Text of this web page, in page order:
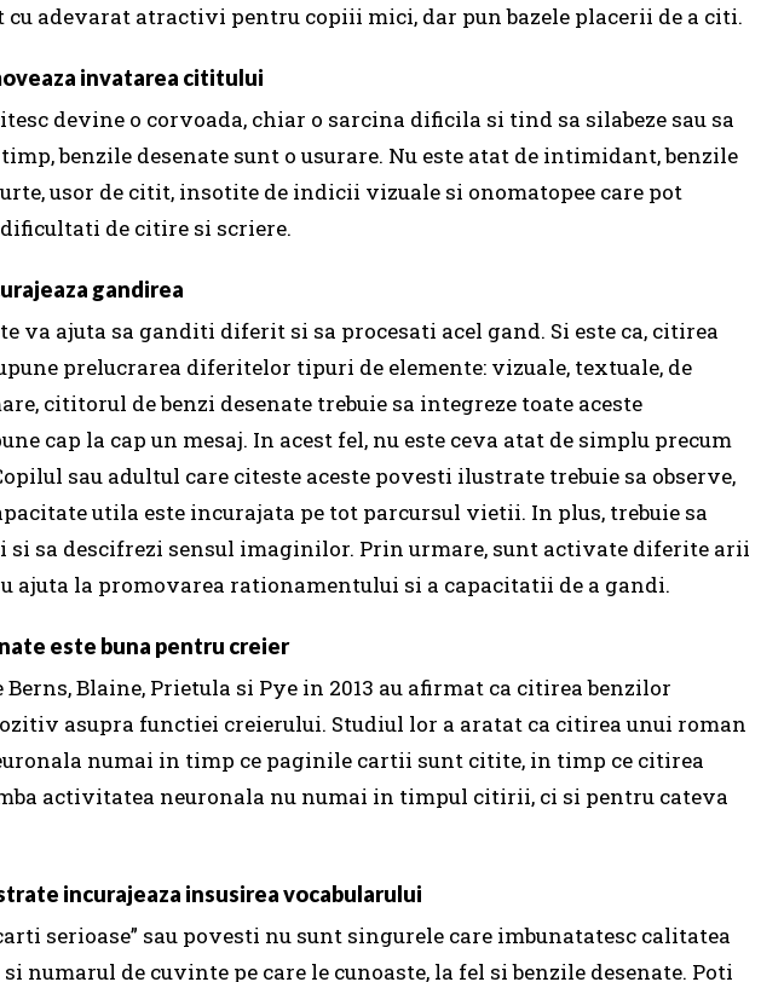
cu adevarat atractivi pentru copiii mici, dar pun bazele placerii de a citi.
invatarea cititului
devine o corvoada, chiar o sarcina dificila si tind sa silabeze sau sa
benzile desenate sunt o usurare. Nu este atat de intimidant, benzile
usor de citit, insotite de indicii vizuale si onomatopee care pot
de citire si scriere.
gandirea
va ajuta sa ganditi diferit si sa procesati acel gand. Si este ca, citirea
prelucrarea diferitelor tipuri de elemente: vizuale, textuale, de
cititorul de benzi desenate trebuie sa integreze toate aceste
cap la cap un mesaj. In acest fel, nu este ceva atat de simplu precum
sau adultul care citeste aceste povesti ilustrate trebuie sa observe,
utila este incurajata pe tot parcursul vietii. In plus, trebuie sa
sa descifrezi sensul imaginilor. Prin urmare, sunt activate diferite arii
ajuta la promovarea rationamentului si a capacitatii de a gandi.
este buna pentru creier
Berns, Blaine, Prietula si Pye in 2013 au afirmat ca citirea benzilor
asupra functiei creierului. Studiul lor a aratat ca citirea unui roman
numai in timp ce paginile cartii sunt citite, in timp ce citirea
activitatea neuronala nu numai in timpul citirii, ci si pentru cateva
incurajeaza insusirea vocabularului
serioase” sau povesti nu sunt singurele care imbunatatesc calitatea
numarul de cuvinte pe care le cunoaste, la fel si benzile desenate. Poti